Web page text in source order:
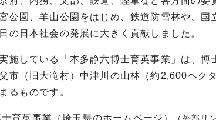
公園、羊山公園をはじめ、鉄道防雪林や、
の日本社会の発展に大きく貢献しました。
施している「本多静六博士育英事業」は、
市（旧大滝村）中津川の山林（約2,600ヘク
るものです。
育英事業（埼玉県のホームページ）